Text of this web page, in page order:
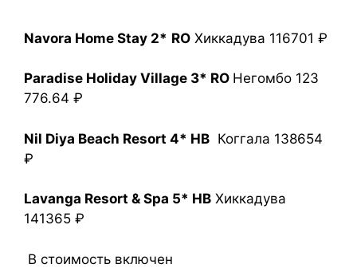
Navora Home Stay 2* RO Хиккадува 116701 ₽
Paradise Holiday Village 3* RO Негомбо 123
776.64 ₽
Nil Diya Beach Resort 4* HB Коггала 138654
₽
Lavanga Resort & Spa 5* HB Хиккадува
141365 ₽
В стоимость включен